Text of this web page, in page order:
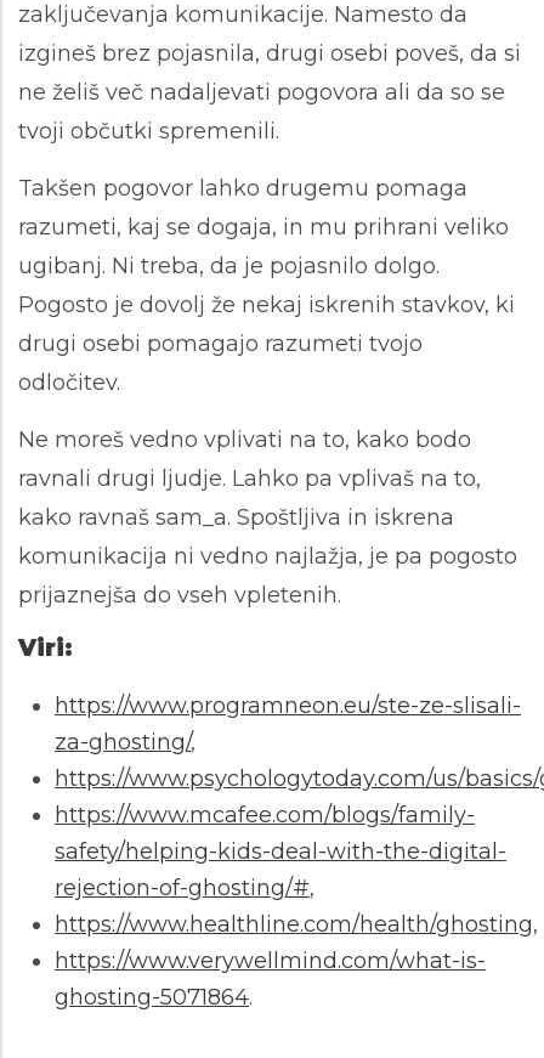
zaključevanja komunikacije. Namesto da
izgineš brez pojasnila, drugi osebi poveš, da si
ne želiš več nadaljevati pogovora ali da so se
tvoji občutki spremenili.
Takšen pogovor lahko drugemu pomaga
razumeti, kaj se dogaja, in mu prihrani veliko
ugibanj. Ni treba, da je pojasnilo dolgo.
Pogosto je dovolj že nekaj iskrenih stavkov, ki
drugi osebi pomagajo razumeti tvojo
odločitev.
Ne moreš vedno vplivati na to, kako bodo
ravnali drugi ljudje. Lahko pa vplivaš na to,
kako ravnaš sam_a. Spoštljiva in iskrena
komunikacija ni vedno najlažja, je pa pogosto
prijaznejša do vseh vpletenih.
Viri:
https://www.programneon.eu/ste-ze-slisali-
za-ghosting/,
https://www.psychologytoday.com/us/
https://www.mcafee.com/blogs/family-
safety/helping-kids-deal-with-the-digital-
rejection-of-ghosting/#,
https://www.healthline.com/health/ghosting,
https://www.verywellmind.com/what-is-
ghosting-5071864.